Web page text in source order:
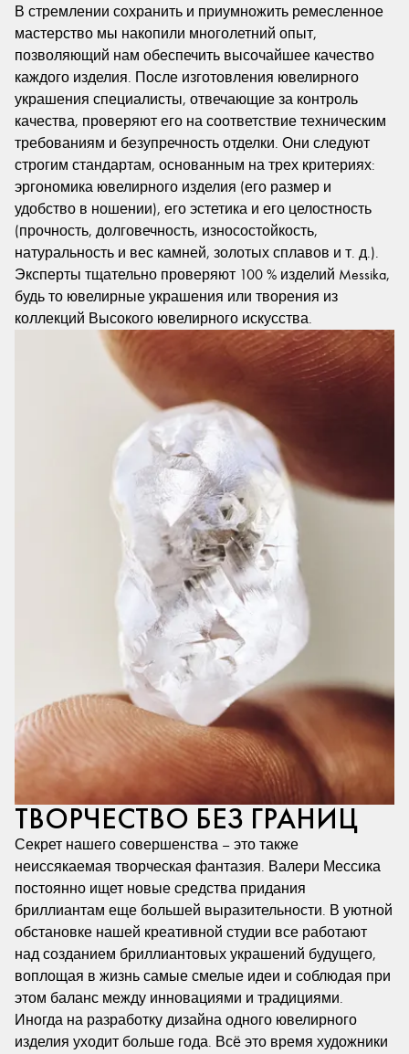
В стремлении сохранить и приумножить ремесленное
мастерство мы накопили многолетний опыт,
позволяющий нам обеспечить высочайшее качество
каждого изделия. После изготовления ювелирного
украшения специалисты, отвечающие за контроль
качества, проверяют его на соответствие техническим
требованиям и безупречность отделки. Они следуют
строгим стандартам, основанным на трех критериях:
эргономика ювелирного изделия (его размер и
удобство в ношении), его эстетика и его целостность
(прочность, долговечность, износостойкость,
натуральность и вес камней, золотых сплавов и т. д.).
Эксперты тщательно проверяют 100 % изделий Messika,
будь то ювелирные украшения или творения из
коллекций Высокого ювелирного искусства.
ТВОРЧЕСТВО БЕЗ ГРАНИЦ
Секрет нашего совершенства – это также
неиссякаемая творческая фантазия. Валери Мессика
постоянно ищет новые средства придания
бриллиантам еще большей выразительности. В уютной
обстановке нашей креативной студии все работают
над созданием бриллиантовых украшений будущего,
воплощая в жизнь самые смелые идеи и соблюдая при
этом баланс между инновациями и традициями.
Иногда на разработку дизайна одного ювелирного
изделия уходит больше года. Всё это время художники